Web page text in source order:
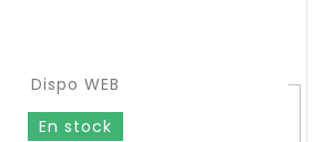
Dispo WEB
En stock